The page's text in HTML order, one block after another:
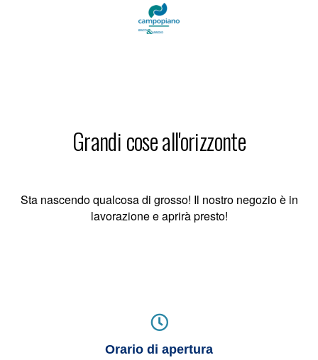
Grandi cose all'orizzonte
Sta nascendo qualcosa di grosso! Il nostro negozio è in
lavorazione e aprirà presto!
Orario di apertura